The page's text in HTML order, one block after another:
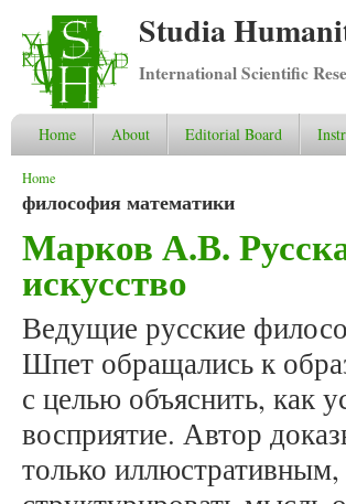
Studia
International Scientific
Home About Editorial Board
You are here
Home
философия математики
Марков А.В.
искусство
Ведущие русские
Шпет обращались к
с целью объяснить, как
восприятие. Автор
только